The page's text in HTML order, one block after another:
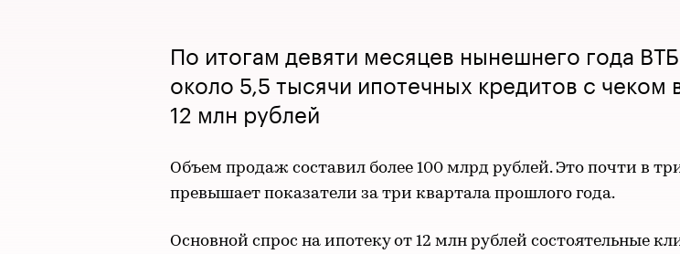
По итогам девяти месяцев нынешнего года
около 5,5 тысячи ипотечных кредитов с чеком
12 млн рублей
Объем продаж составил более 100 млрд рублей. Это почти в
превышает показатели за три квартала прошлого года.
Основной спрос на ипотеку от 12 млн рублей состоятельные